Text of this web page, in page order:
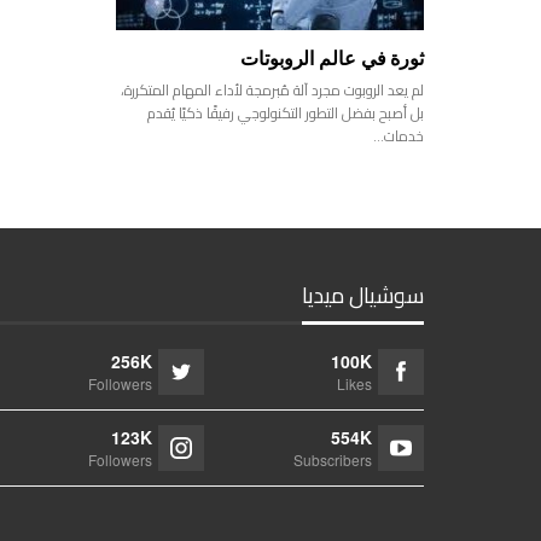
ثورة في عالم الروبوتات
لم يعد الروبوت مجرد آلة مُبرمجة لأداء المهام المتكررة،
بل أصبح بفضل التطور التكنولوجي رفيقًا ذكيًا يُقدم
خدمات…
سوشيال ميديا
100K
Likes
256K
Followers
554K
Subscribers
123K
Followers